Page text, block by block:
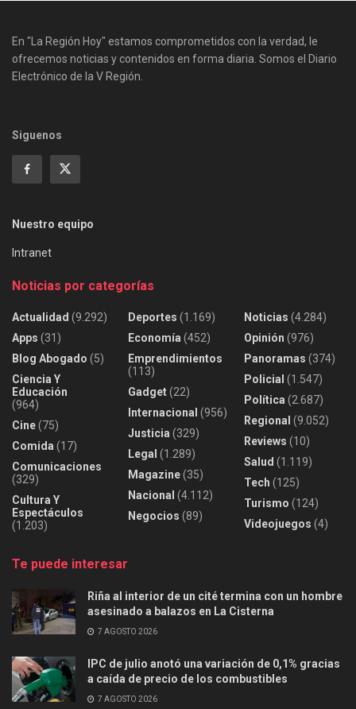
En "La Región Hoy" estamos comprometidos con la verdad, le
ofrecemos noticias y contenidos en forma diaria. Somos el Diario
Electrónico de la V Región.
Siguenos
Nuestro equipo
Intranet
Noticias por categorías
Actualidad (9.292)
Apps (31)
Blog Abogado (5)
Ciencia Y
Educación
(964)
Cine(75)
Comida (17)
Comunicaciones
(329)
Cultura Y
Espectáculos
(1.203)
Deportes (1.169)
Economía (452)
Emprendimientos
(113)
Gadget(22)
Internacional (956)
Justicia (329)
Legal (1.289)
Magazine(35)
Nacional (4.112)
Negocios (89)
Noticias (4.284)
Opinión (976)
Panoramas (374)
Policial (1.547)
Política (2.687)
Regional (9.052)
Reviews (10)
Salud (1.119)
Tech (125)
Turismo (124)
Videojuegos (4)
Te puede interesar
Riña al interior de un cité termina con un hombre
asesinado a balazos en La Cisterna
7 AGOSTO 2026
IPC de julio anotó una variación de 0,1% gracias
a caída de precio de los combustibles
7 AGOSTO 2026